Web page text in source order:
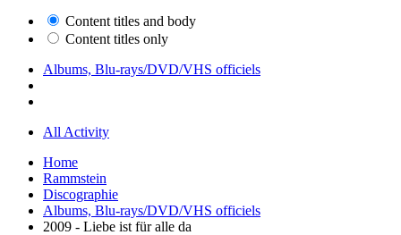
Content titles and body
Content titles only
Albums, Blu-rays/DVD/VHS officiels
All Activity
Home
Rammstein
Discographie
Albums, Blu-rays/DVD/VHS officiels
2009 - Liebe ist für alle da